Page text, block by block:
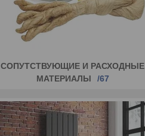
СОПУТСТВУЮЩИЕ И РАСХОДНЫЕ
МАТЕРИАЛЫ
67